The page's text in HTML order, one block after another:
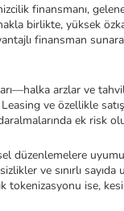
finansmanı,
birlikte, yüksek
finansman
arzlar ve
ve özellikle
ek risk
düzenlemelere
ve sınırlı
tokenizasyonu ise,